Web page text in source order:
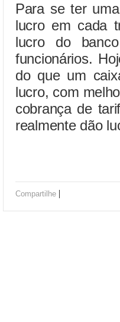
Para se ter
lucro em cada
lucro do
funcionários.
do que um
lucro, com
cobrança de
realmente dão
Compartilhe |